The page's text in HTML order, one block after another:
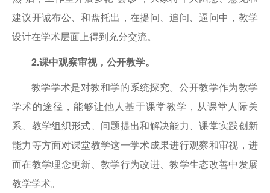
建议开诚布公、和盘托出，在提问、追问、逼问中，教学
设计在学术层面上得到充分交流。
2.课中观察审视，公开教学。
教学学术是对教和学的系统探究。公开教学作为教学
学术的途径，能够让他人基于课堂教学，从课堂人际关
系、教学组织形式、问题提出和解决能力、课堂实践创新
能力等方面对课堂教学这一学术成果进行观察和审视，进
而在教学理念更新、教学行为改进、教学生态改善中发展
教学学术。